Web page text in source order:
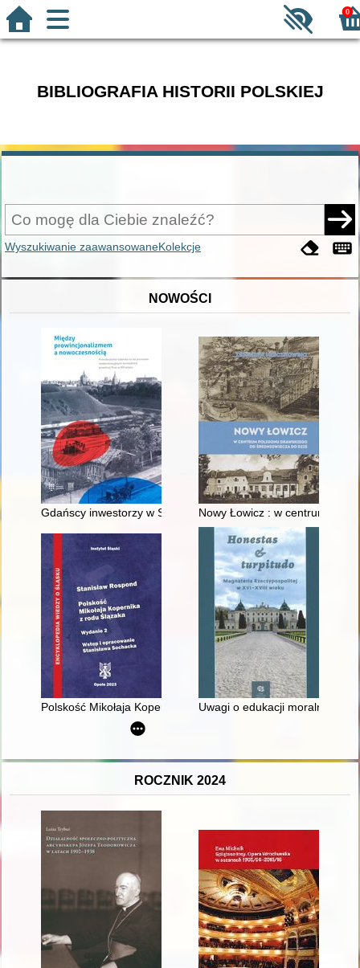
0
BIBLIOGRAFIA HISTORII POLSKIEJ
Wyszukiwanie zaawansowaneKolekcje
NOWOŚCI
Gdańscy inwestorzy w Sopocie : prestiż finansowy i
Nowy Łowicz : w centrum
Polskość Mikołaja Kopernika z rodu ŚlązakaUwagi o edukacji moralnej
ROCZNIK 2024